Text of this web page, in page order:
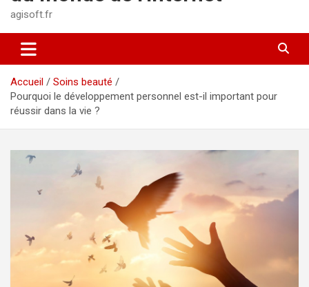
agisoft.fr
Accueil
Soins beauté
Pourquoi le développement personnel est-il important pour
réussir dans la vie ?